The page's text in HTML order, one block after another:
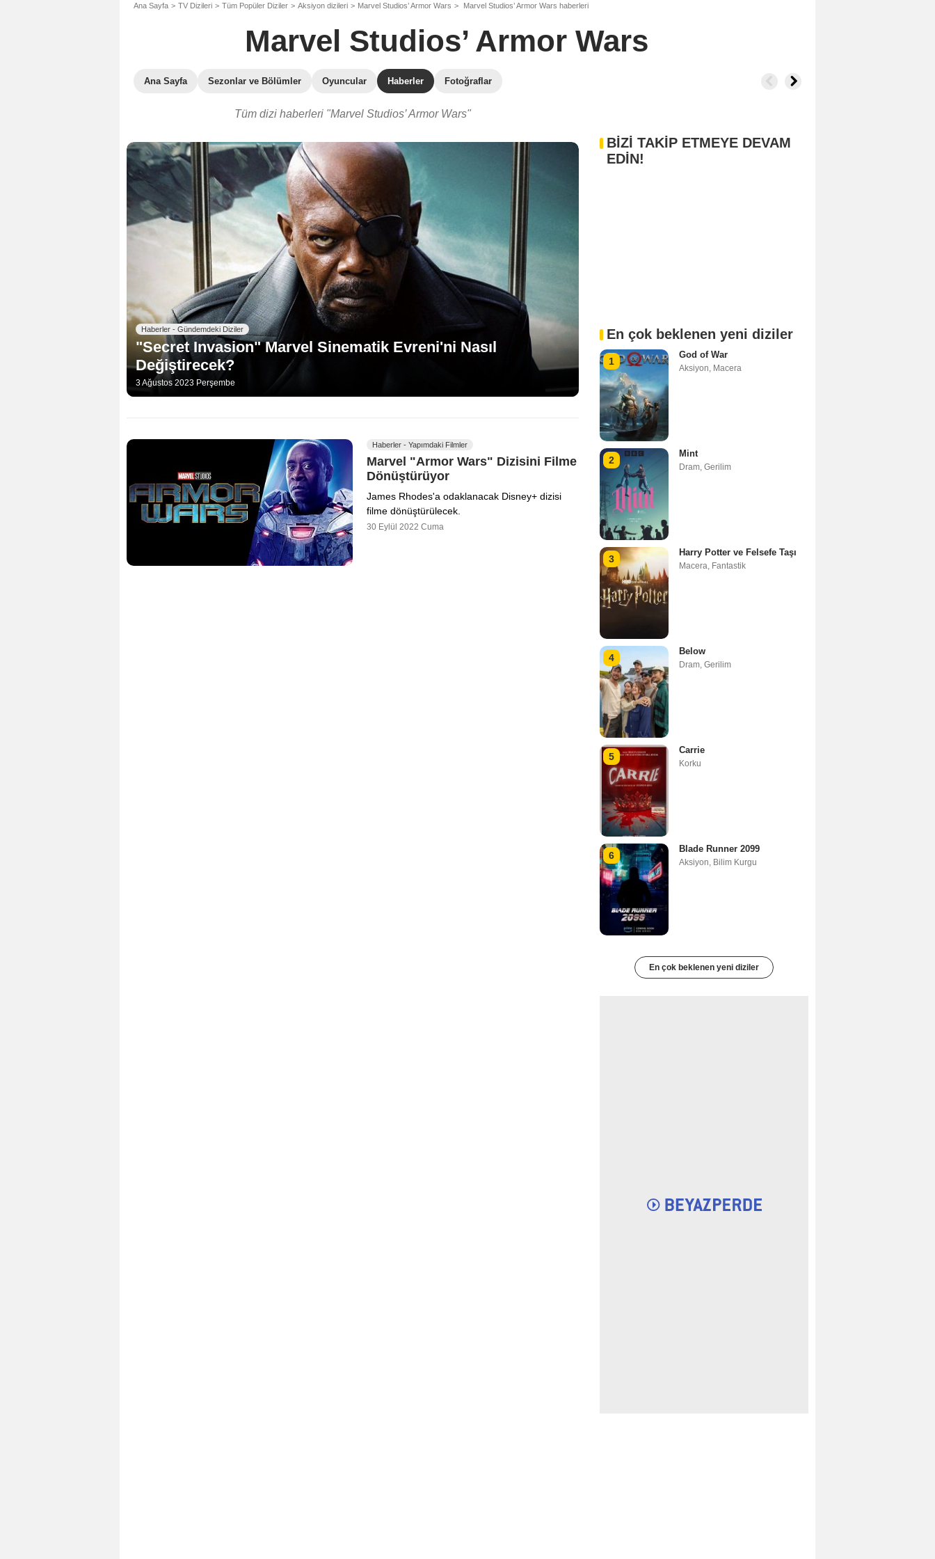
Ana Sayfa TV Dizileri Tüm Popüler Diziler Aksiyon dizileri Marvel Studios’ Armor Wars Marvel Studios’ Armor Wars haberleri
Marvel Studios’ Armor Wars
Ana Sayfa Sezonlar ve Bölümler Oyuncular Haberler Fotoğraflar
Tüm dizi haberleri "Marvel Studios’ Armor Wars"
Haberler - Gündemdeki Diziler
"Secret Invasion" Marvel Sinematik Evreni'ni Nasıl
Değiştirecek?
3 Ağustos 2023 Perşembe
Haberler - Yapımdaki Filmler
Marvel "Armor Wars" Dizisini Filme
Dönüştürüyor
James Rhodes'a odaklanacak Disney+ dizisi
filme dönüştürülecek.
30 Eylül 2022 Cuma
BİZİ TAKİP ETMEYE DEVAM
EDİN!
En çok beklenen yeni diziler
1
God of War
Aksiyon, Macera
2
Mint
Dram, Gerilim
3
Harry Potter ve Felsefe Taşı
Macera, Fantastik
4
Below
Dram, Gerilim
5
Carrie
Korku
6
Blade Runner 2099
Aksiyon, Bilim Kurgu
En çok beklenen yeni diziler